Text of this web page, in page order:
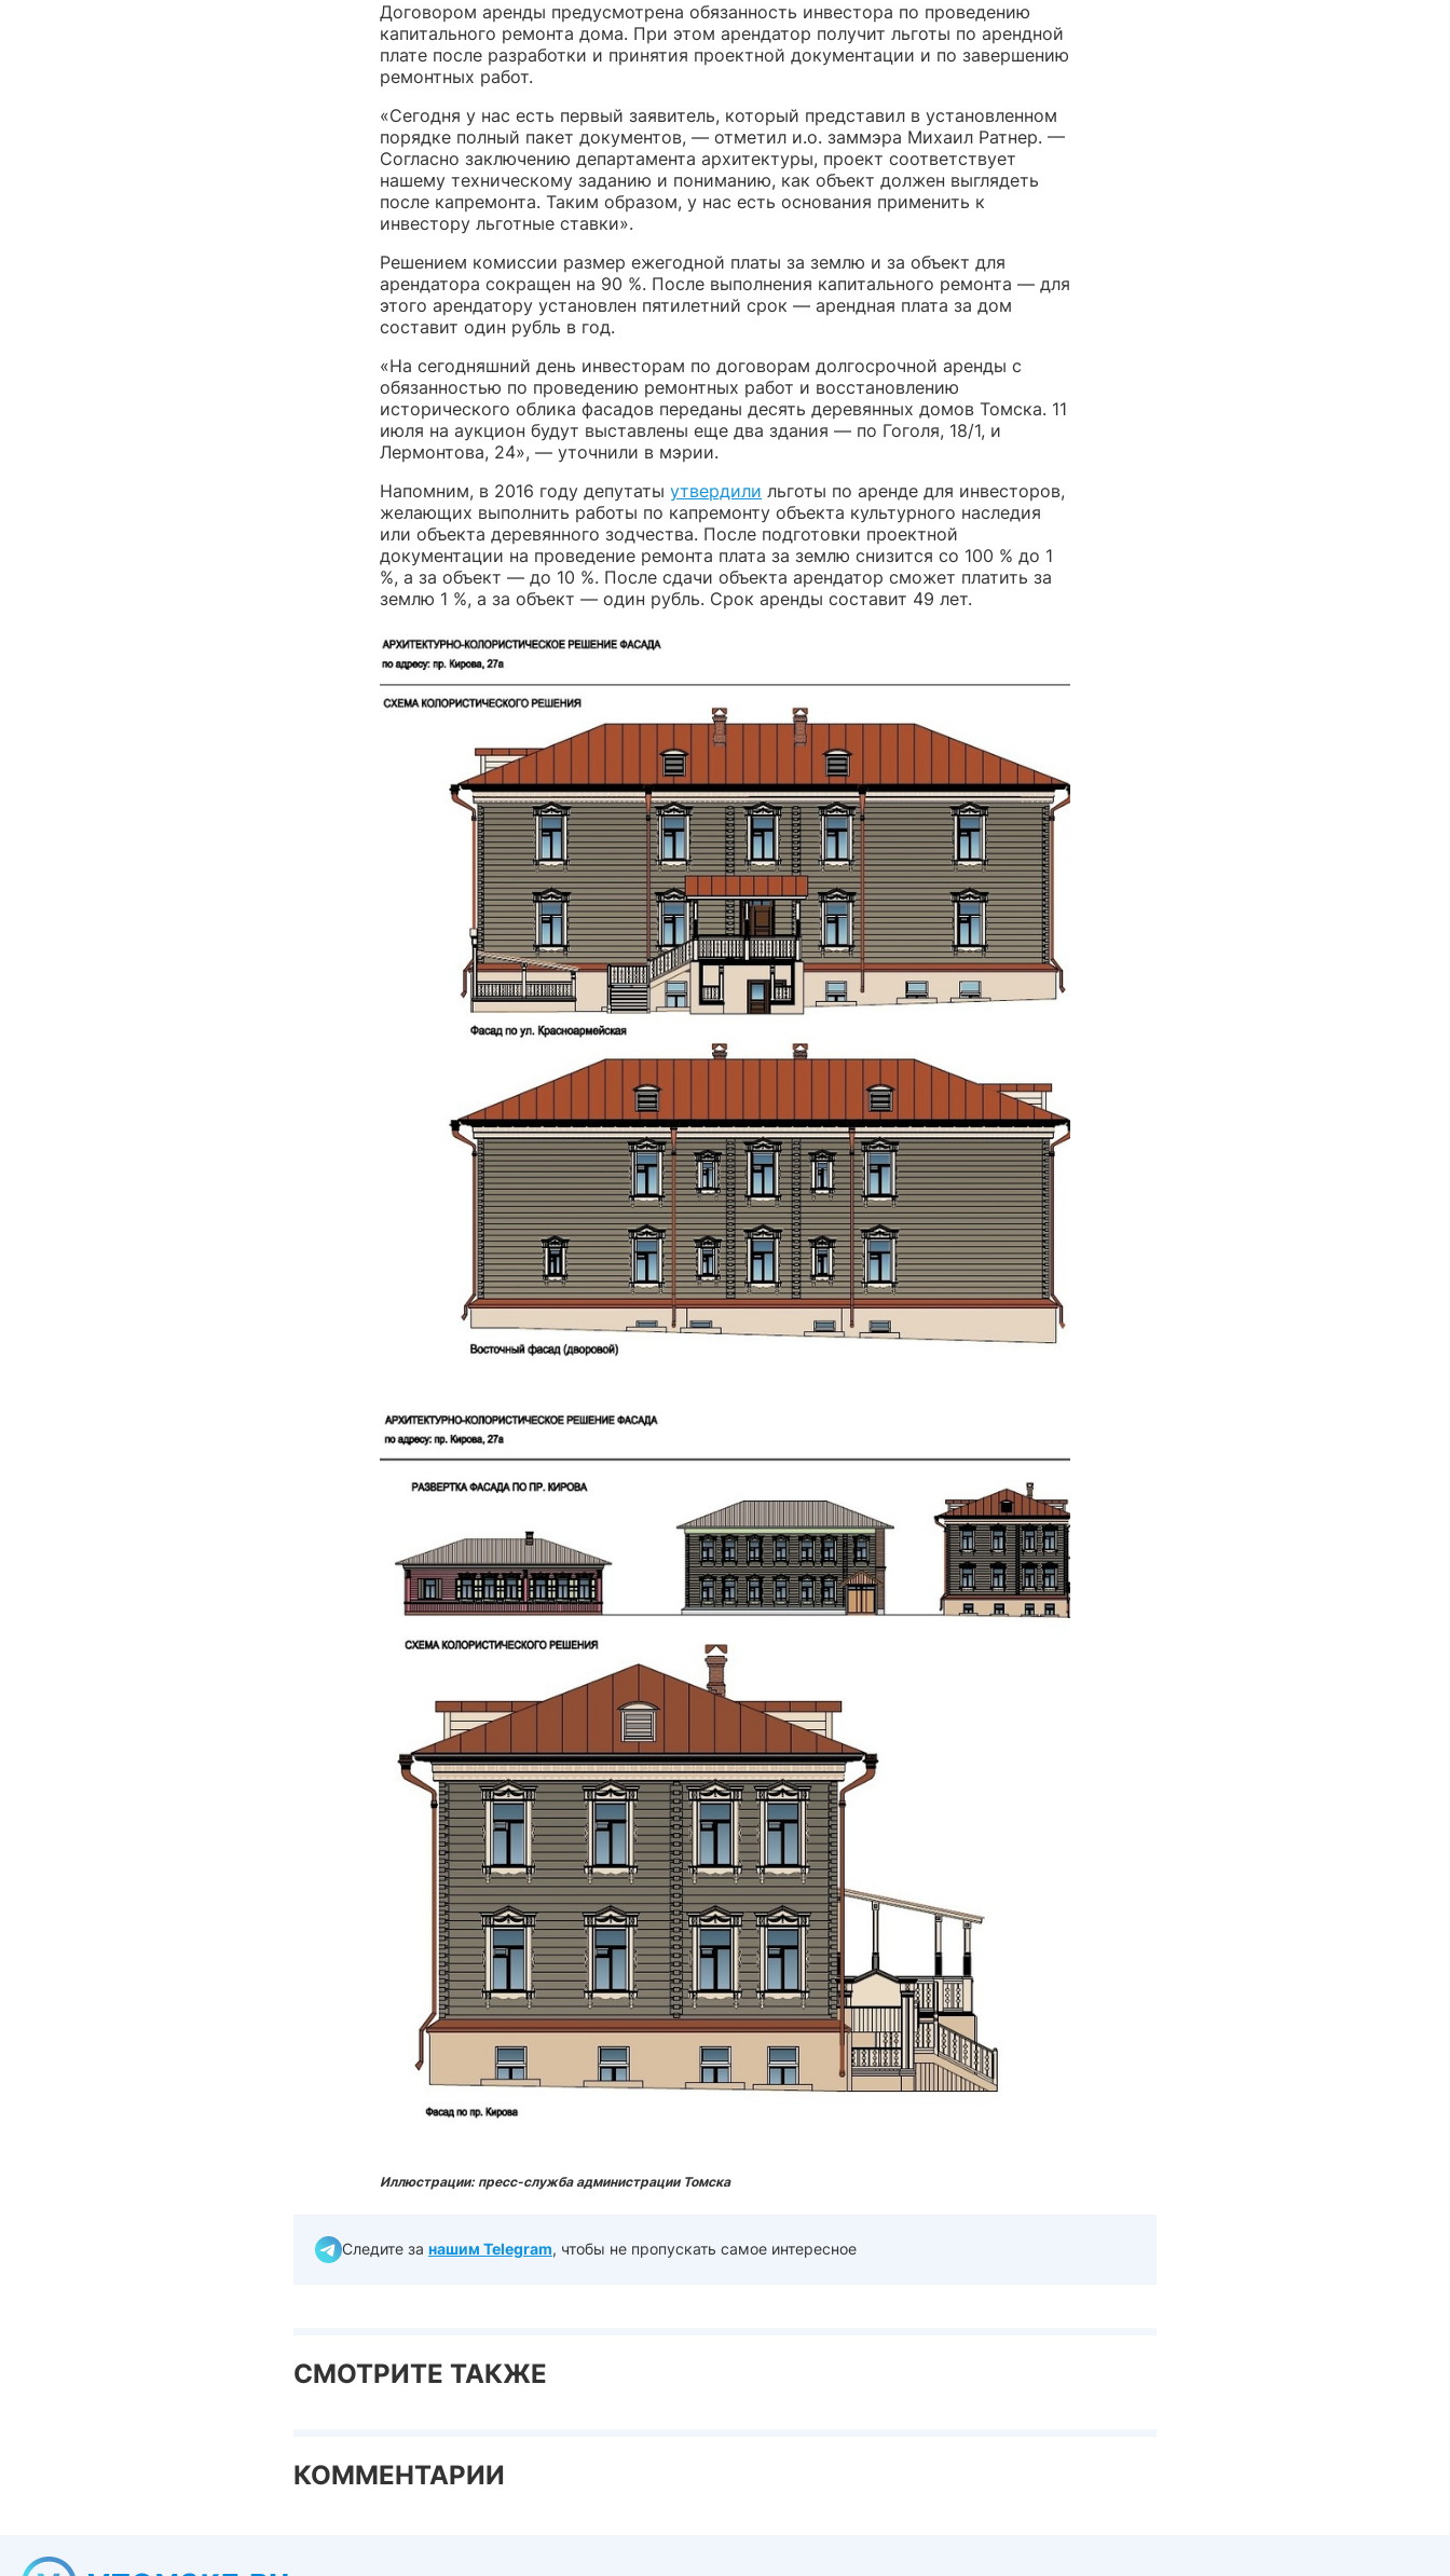
Договором аренды предусмотрена обязанность инвестора по проведению
капитального ремонта дома. При этом арендатор получит льготы по арендной
плате после разработки и принятия проектной документации и по завершению
ремонтных работ.
«Сегодня у нас есть первый заявитель, который представил в установленном
порядке полный пакет документов, — отметил и.о. заммэра Михаил Ратнер. —
Согласно заключению департамента архитектуры, проект соответствует
нашему техническому заданию и пониманию, как объект должен выглядеть
после капремонта. Таким образом, у нас есть основания применить к
инвестору льготные ставки».
Решением комиссии размер ежегодной платы за землю и за объект для
арендатора сокращен на 90 %. После выполнения капитального ремонта — для
этого арендатору установлен пятилетний срок — арендная плата за дом
составит один рубль в год.
«На сегодняшний день инвесторам по договорам долгосрочной аренды с
обязанностью по проведению ремонтных работ и восстановлению
исторического облика фасадов переданы десять деревянных домов Томска. 11
июля на аукцион будут выставлены еще два здания — по Гоголя, 18/1, и
Лермонтова, 24», — уточнили в мэрии.
Напомним, в 2016 году депутаты утвердили льготы по аренде для инвесторов,
желающих выполнить работы по капремонту объекта культурного наследия
или объекта деревянного зодчества. После подготовки проектной
документации на проведение ремонта плата за землю снизится со 100 % до 1
%, а за объект — до 10 %. После сдачи объекта арендатор сможет платить за
землю 1 %, а за объект — один рубль. Срок аренды составит 49 лет.
Иллюстрации: пресс-служба администрации Томска
Следите за нашим Telegram, чтобы не пропускать самое интересное
СМОТРИТЕ ТАКЖЕ
КОММЕНТАРИИ